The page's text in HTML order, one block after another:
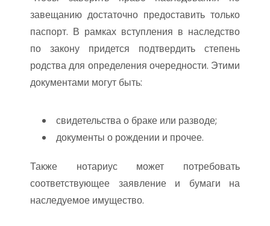
завещанию достаточно предоставить только
паспорт. В рамках вступления в наследство
по закону придется подтвердить степень
родства для определения очередности. Этими
документами могут быть:
свидетельства о браке или разводе;
документы о рождении и прочее.
Также нотариус может потребовать
соответствующее заявление и бумаги на
наследуемое имущество.